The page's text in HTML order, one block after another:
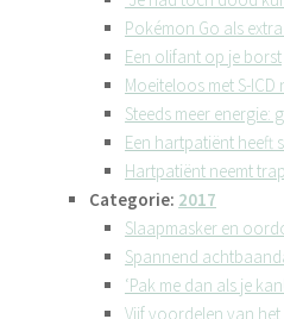
Pokémon Go als
Een olifant op je borst
Moeiteloos met S-ICD
Steeds meer energie:
Een hartpatiënt heeft
Hartpatiënt neemt
Categorie: 2017
Slaapmasker en
Spannend
‘Pak me dan als je
Vijf voordelen van